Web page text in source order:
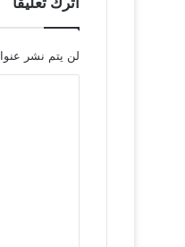
لن يتم نشر